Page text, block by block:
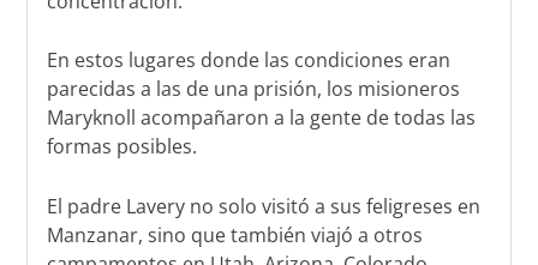
En estos lugares donde las condiciones eran
parecidas a las de una prisión, los misioneros
Maryknoll acompañaron a la gente de todas las
formas posibles.
El padre Lavery no solo visitó a sus feligreses en
Manzanar, sino que también viajó a otros